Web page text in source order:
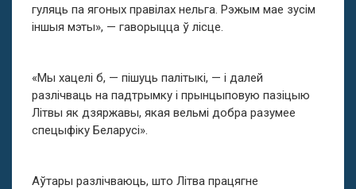
гуляць па ягоных правілах нельга. Рэжым мае зусім
іншыя мэты», — гаворыцца ў лісце.
«Мы хацелі б, — пішуць палітыкі, — і далей
разлічваць на падтрымку і прынцыповую пазіцыю
Літвы як дзяржавы, якая вельмі добра разумее
спецыфіку Беларусі».
Аўтары разлічваюць, што Літва працягне